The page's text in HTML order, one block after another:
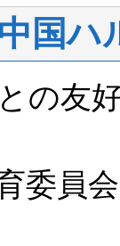
国
の友
委員